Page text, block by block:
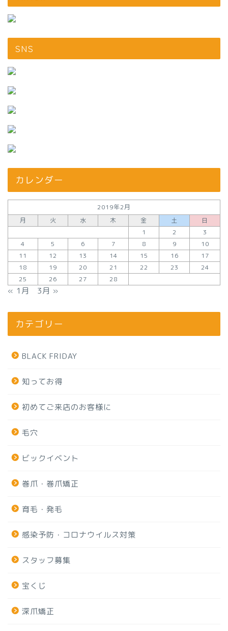
SNS
カレンダー
2019年2月
月
火 水 木 金 土
日
1
2
3
4
5 6 7 8 9
10
11
12 13 14 15 16
17
18
19 20 21 22 23
24
25
26 27 28
« 1月 3月 »
カテゴリー
BLACK FRIDAY
知ってお得
初めてご来店のお客様に
毛穴
ビックイベント
巻爪・巻爪矯正
育毛・発毛
感染予防・コロナウイルス対策
スタッフ募集
宝くじ
深爪矯正